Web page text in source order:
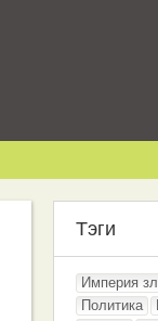
Тэги
Империя
Политика